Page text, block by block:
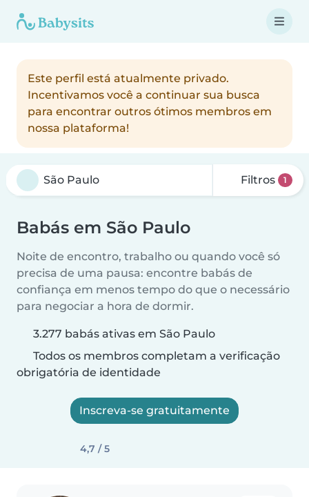
Este perfil está atualmente privado.
Incentivamos você a continuar sua busca
para encontrar outros ótimos membros em
nossa plataforma!
Filtros 1
Babás em São Paulo
Noite de encontro, trabalho ou quando você só
precisa de uma pausa: encontre babás de
confiança em menos tempo do que o necessário
para negociar a hora de dormir.
3.277 babás ativas em São Paulo
Todos os membros completam a verificação
obrigatória de identidade
Inscreva-se gratuitamente
4,7 / 5